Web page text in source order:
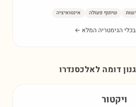
שיתוף פעולה אינטואיציה
בכלי הגימטריה המלא ←
דומה לאלכסנדרו
ויקטור